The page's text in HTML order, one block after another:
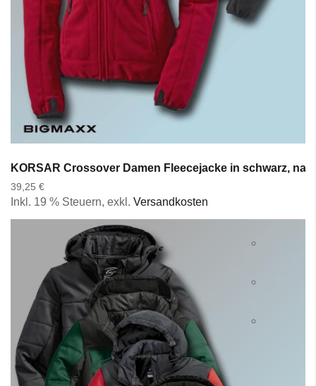
KORSAR Crossover Damen Fleecejacke in schwarz,
39,25 €
Inkl. 19 % Steuern, exkl. Versandkosten